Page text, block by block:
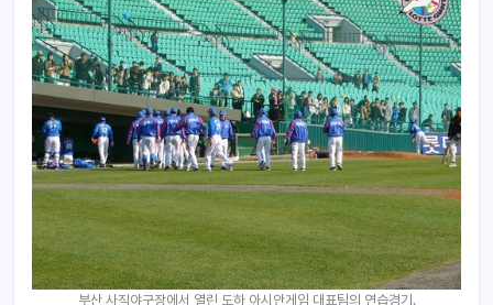
부산 사직야구장에서 열린 도하 아시안게임 대표팀의 연습경기.